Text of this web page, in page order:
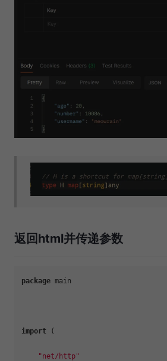
返回html并传递参数
package main
import (
"net/http"